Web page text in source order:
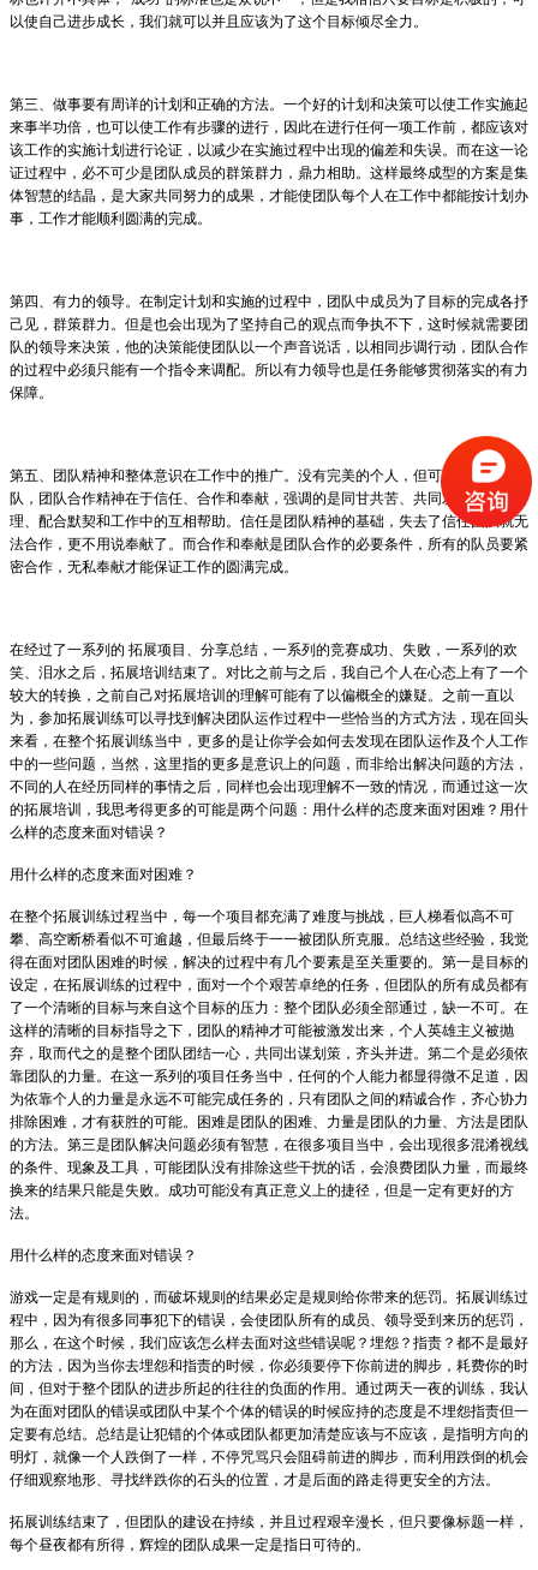
以使自己进步成长，我们就可以并且应该为了这个目标倾尽全力。
第三、做事要有周详的计划和正确的方法。一个好的计划和决策可以使工作实施起
来事半功倍，也可以使工作有步骤的进行，因此在进行任何一项工作前，都应该对
该工作的实施计划进行论证，以减少在实施过程中出现的偏差和失误。而在这一论
证过程中，必不可少是团队成员的群策群力，鼎力相助。这样最终成型的方案是集
体智慧的结晶，是大家共同努力的成果，才能使团队每个人在工作中都能按计划办
事，工作才能顺利圆满的完成。
第四、有力的领导。在制定计划和实施的过程中，团队中成员为了目标的完成各抒
己见，群策群力。但是也会出现为了坚持自己的观点而争执不下，这时候就需要团
队的领导来决策，他的决策能使团队以一个声音说话，以相同步调行动，团队合作
的过程中必须只能有一个指令来调配。所以有力领导也是任务能够贯彻落实的有力
保障。
第五、团队精神和整体意识在工作中的推广。没有完美的个人，但可以有完美的团
队，团队合作精神在于信任、合作和奉献，强调的是同甘共苦、共同发展、配置合
理、配合默契和工作中的互相帮助。信任是团队精神的基础，失去了信任团队就无
法合作，更不用说奉献了。而合作和奉献是团队合作的必要条件，所有的队员要紧
密合作，无私奉献才能保证工作的圆满完成。
在经过了一系列的 拓展项目、分享总结，一系列的竞赛成功、失败，一系列的欢
笑、泪水之后，拓展培训结束了。对比之前与之后，我自己个人在心态上有了一个
较大的转换，之前自己对拓展培训的理解可能有了以偏概全的嫌疑。之前一直以
为，参加拓展训练可以寻找到解决团队运作过程中一些恰当的方式方法，现在回头
来看，在整个拓展训练当中，更多的是让你学会如何去发现在团队运作及个人工作
中的一些问题，当然，这里指的更多是意识上的问题，而非给出解决问题的方法，
不同的人在经历同样的事情之后，同样也会出现理解不一致的情况，而通过这一次
的拓展培训，我思考得更多的可能是两个问题：用什么样的态度来面对困难？用什
么样的态度来面对错误？
用什么样的态度来面对困难？
在整个拓展训练过程当中，每一个项目都充满了难度与挑战，巨人梯看似高不可
攀、高空断桥看似不可逾越，但最后终于一一被团队所克服。总结这些经验，我觉
得在面对团队困难的时候，解决的过程中有几个要素是至关重要的。第一是目标的
设定，在拓展训练的过程中，面对一个个艰苦卓绝的任务，但团队的所有成员都有
了一个清晰的目标与来自这个目标的压力：整个团队必须全部通过，缺一不可。在
这样的清晰的目标指导之下，团队的精神才可能被激发出来，个人英雄主义被抛
弃，取而代之的是整个团队团结一心，共同出谋划策，齐头并进。第二个是必须依
靠团队的力量。在这一系列的项目任务当中，任何的个人能力都显得微不足道，因
为依靠个人的力量是永远不可能完成任务的，只有团队之间的精诚合作，齐心协力
排除困难，才有获胜的可能。困难是团队的困难、力量是团队的力量、方法是团队
的方法。第三是团队解决问题必须有智慧，在很多项目当中，会出现很多混淆视线
的条件、现象及工具，可能团队没有排除这些干扰的话，会浪费团队力量，而最终
换来的结果只能是失败。成功可能没有真正意义上的捷径，但是一定有更好的方
法。
用什么样的态度来面对错误？
游戏一定是有规则的，而破坏规则的结果必定是规则给你带来的惩罚。拓展训练过
程中，因为有很多同事犯下的错误，会使团队所有的成员、领导受到来历的惩罚，
那么，在这个时候，我们应该怎么样去面对这些错误呢？埋怨？指责？都不是最好
的方法，因为当你去埋怨和指责的时候，你必须要停下你前进的脚步，耗费你的时
间，但对于整个团队的进步所起的往往的负面的作用。通过两天一夜的训练，我认
为在面对团队的错误或团队中某个个体的错误的时候应持的态度是不埋怨指责但一
定要有总结。总结是让犯错的个体或团队都更加清楚应该与不应该，是指明方向的
明灯，就像一个人跌倒了一样，不停咒骂只会阻碍前进的脚步，而利用跌倒的机会
仔细观察地形、寻找绊跌你的石头的位置，才是后面的路走得更安全的方法。
拓展训练结束了，但团队的建设在持续，并且过程艰辛漫长，但只要像标题一样，
每个昼夜都有所得，辉煌的团队成果一定是指日可待的。